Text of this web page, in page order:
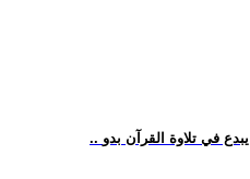
في تلاوة القرآن بدو